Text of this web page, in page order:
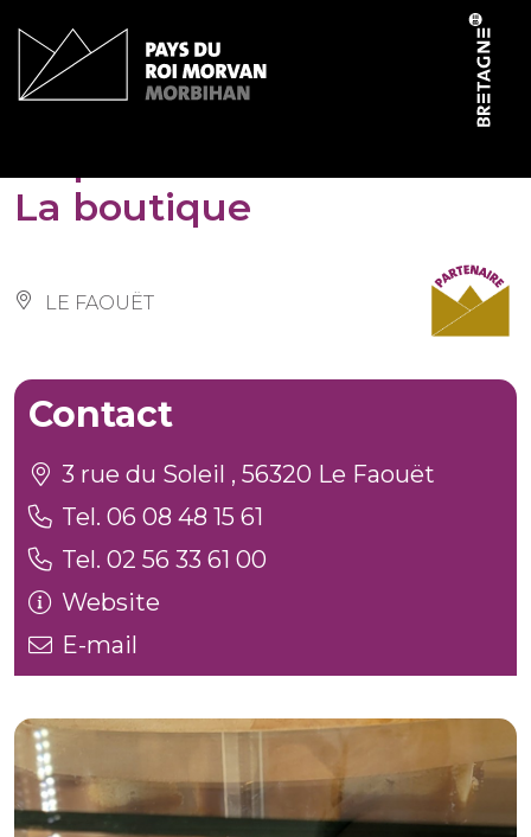
La boutique
LE FAOUËT
Contact
3 rue du Soleil , 56320 Le Faouët
Tel. 06 08 48 15 61
Tel. 02 56 33 61 00
Website
E-mail